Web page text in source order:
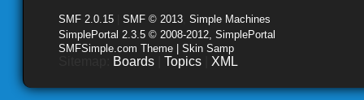
SMF 2.0.15 SMF © 2013 Simple Machines
SimplePortal 2.3.5 © 2008-2012, SimplePortal
SMFSimple.com Theme | Skin Samp
Boards Topics XML